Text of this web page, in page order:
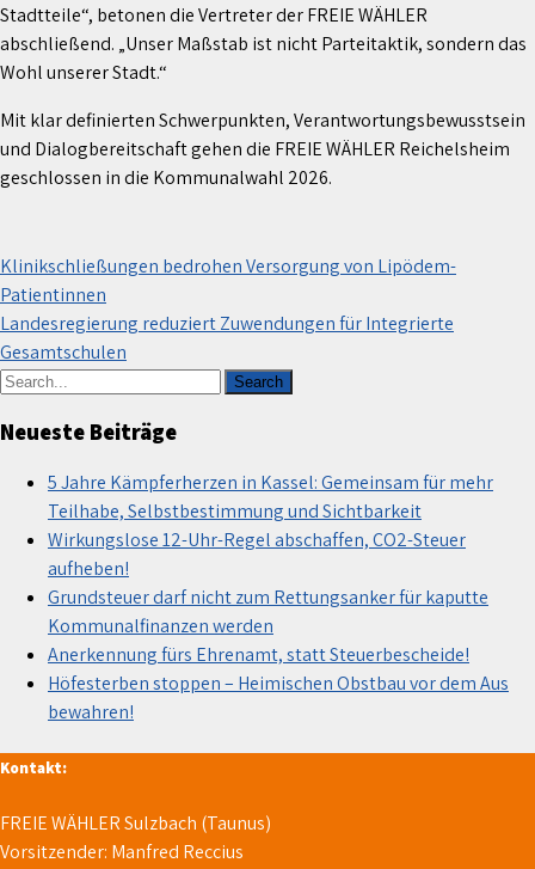
Stadtteile“, betonen die Vertreter der FREIE WÄHLER
abschließend. „Unser Maßstab ist nicht Parteitaktik, sondern das
Wohl unserer Stadt.“
Mit klar definierten Schwerpunkten, Verantwortungsbewusstsein
und Dialogbereitschaft gehen die FREIE WÄHLER Reichelsheim
geschlossen in die Kommunalwahl 2026.
Beitragsnavigation
Klinikschließungen bedrohen Versorgung von Lipödem-
Patientinnen
Landesregierung reduziert Zuwendungen für Integrierte
Gesamtschulen
Neueste Beiträge
5 Jahre Kämpferherzen in Kassel: Gemeinsam für mehr
Teilhabe, Selbstbestimmung und Sichtbarkeit
Wirkungslose 12-Uhr-Regel abschaffen, CO2-Steuer
aufheben!
Grundsteuer darf nicht zum Rettungsanker für kaputte
Kommunalfinanzen werden
Anerkennung fürs Ehrenamt, statt Steuerbescheide!
Höfesterben stoppen – Heimischen Obstbau vor dem Aus
bewahren!
Kontakt:
FREIE WÄHLER Sulzbach (Taunus)
Vorsitzender: Manfred Reccius